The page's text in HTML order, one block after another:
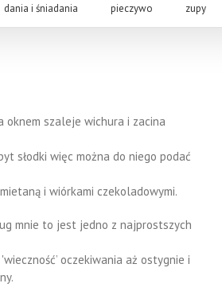
dania i śniadania pieczywo zupy
oknem szaleje wichura i zacina
słodki więc można do niego podać
i wiórkami czekoladowymi.
mnie to jest jedno z najprostszych
oczekiwania aż ostygnie i